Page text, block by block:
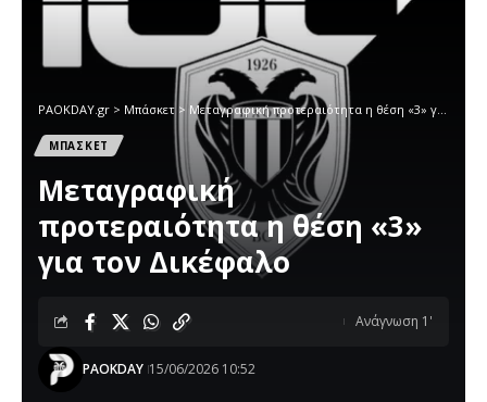
PAOKDAY.gr > Μπάσκετ > Μεταγραφική προτεραιότητα η θέση «3» για τον Δικέφαλο
ΜΠΑΣΚΕΤ
Μεταγραφική
προτεραιότητα η θέση «3»
για τον Δικέφαλο
PAOKDAY 15/06/2026 10:52
Ανάγνωση 1'